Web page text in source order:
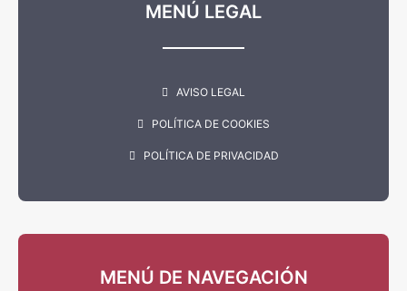
MENÚ DE NAVEGACIÓN
MENÚ LEGAL
AVISO LEGAL
POLÍTICA DE COOKIES
POLÍTICA DE PRIVACIDAD